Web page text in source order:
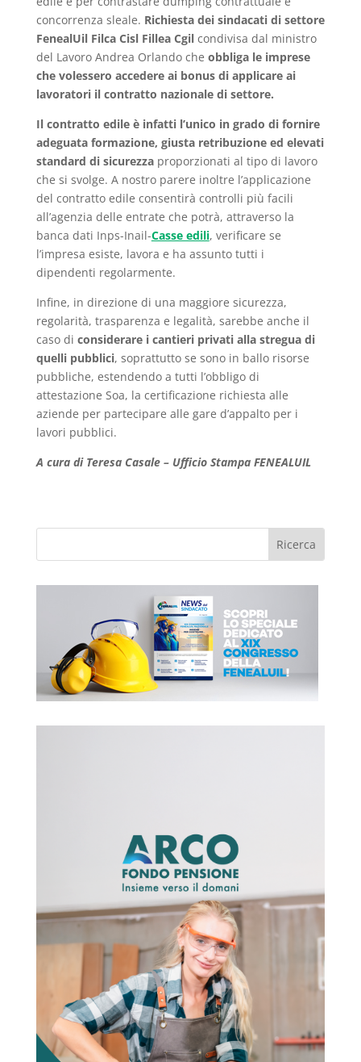
concorrenza sleale. Richiesta dei sindacati di settore
FenealUil Filca Cisl Fillea Cgilcondivisa dal ministro
del Lavoro Andrea Orlando che obbliga le imprese
che volessero accedere ai bonus di applicare ai
lavoratori il contratto nazionale di settore.
Il contratto edile è infatti l’unico in grado di fornire
adeguata formazione, giusta retribuzione ed elevati
standard di sicurezza proporzionati al tipo di lavoro
che si svolge. A nostro parere inoltre l’applicazione
del contratto edile consentirà controlli più facili
all’agenzia delle entrate che potrà, attraverso la
banca dati Inps-Inail-Casse edili, verificare se
l’impresa esiste, lavora e ha assunto tutti i
dipendenti regolarmente.
Infine, in direzione di una maggiore sicurezza,
regolarità, trasparenza e legalità, sarebbe anche il
caso di considerare i cantieri privati alla stregua di
quelli pubblici, soprattutto se sono in ballo risorse
pubbliche, estendendo a tutti l’obbligo di
attestazione Soa, la certificazione richiesta alle
aziende per partecipare alle gare d’appalto per i
lavori pubblici.
A cura di Teresa Casale – Ufficio Stampa FENEALUIL